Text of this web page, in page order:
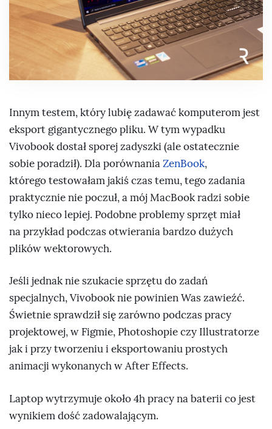
Innym testem, który lubię zadawać komputerom jest
eksport gigantycznego pliku. W tym wypadku
Vivobook dostał sporej zadyszki (ale ostatecznie
sobie poradził). Dla porównaniaZenBook,
którego testowałam jakiś czas temu, tego zadania
praktycznie nie poczuł, a mój MacBook radzi sobie
tylko nieco lepiej. Podobne problemy sprzęt miał
na przykład podczas otwierania bardzo dużych
plików wektorowych.
Jeśli jednak nie szukacie sprzętu do zadań
specjalnych, Vivobook nie powinien Was zawieźć.
Świetnie sprawdził się zarówno podczas pracy
projektowej, w Figmie, Photoshopie czy Illustratorze
jak i przy tworzeniu i eksportowaniu prostych
animacji wykonanych w After Effects.
Laptop wytrzymuje około 4h pracy na baterii co jest
wynikiem dość zadowalającym.